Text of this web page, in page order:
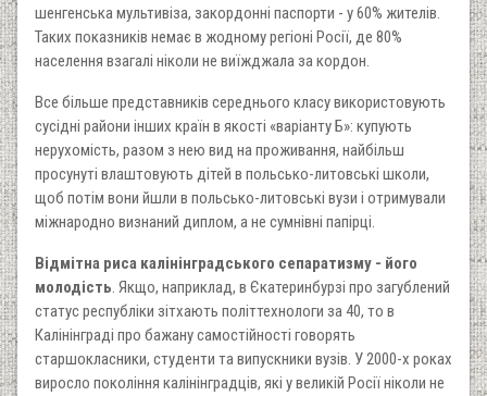
шенгенська мультивіза, закордонні паспорти - у 60% жителів.
Таких показників немає в жодному регіоні Росії, де 80%
населення взагалі ніколи не виїжджала за кордон.
Все більше представників середнього класу використовують
сусідні райони інших країн в якості «варіанту Б»: купують
нерухомість, разом з нею вид на проживання, найбільш
просунуті влаштовують дітей в польсько-литовські школи,
щоб потім вони йшли в польсько-литовські вузи і отримували
міжнародно визнаний диплом, а не сумнівні папірці.
Відмітна риса калінінградського сепаратизму - його
молодість. Якщо, наприклад, в Єкатеринбурзі про загублений
статус республіки зітхають політтехнологи за 40, то в
Калінінграді про бажану самостійності говорять
старшокласники, студенти та випускники вузів. У 2000-х роках
виросло покоління калінінградців, які у великій Росії ніколи не